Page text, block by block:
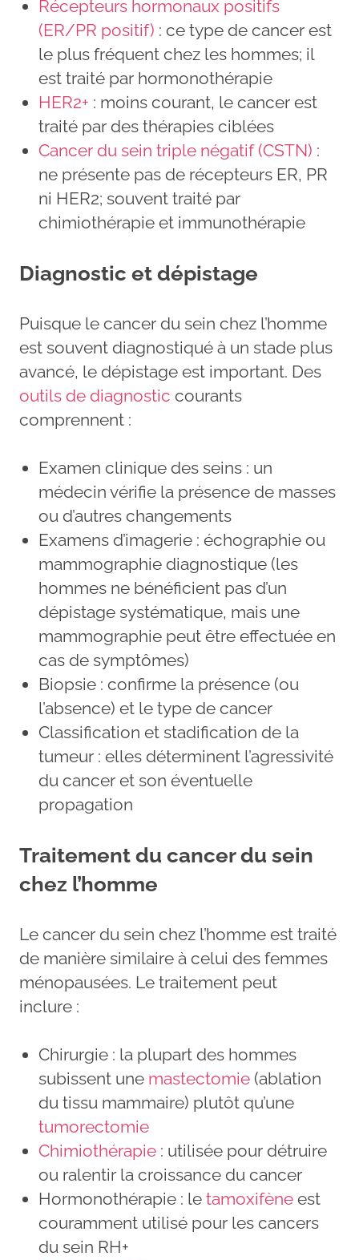
Récepteurs hormonaux positifs
(ER/PR positif) : ce type de cancer est
le plus fréquent chez les hommes; il
est traité par hormonothérapie
HER2+ : moins courant, le cancer est
traité par des thérapies ciblées
Cancer du sein triple négatif (CSTN) :
ne présente pas de récepteurs ER, PR
ni HER2; souvent traité par
chimiothérapie et immunothérapie
Diagnostic et dépistage
Puisque le cancer du sein chez l’homme
est souvent diagnostiqué à un stade plus
avancé, le dépistage est important. Des
outils de diagnostic courants
comprennent :
Examen clinique des seins : un
médecin vérifie la présence de masses
ou d’autres changements
Examens d’imagerie : échographie ou
mammographie diagnostique (les
hommes ne bénéficient pas d’un
dépistage systématique, mais une
mammographie peut être effectuée en
cas de symptômes)
Biopsie : confirme la présence (ou
l’absence) et le type de cancer
Classification et stadification de la
tumeur : elles déterminent l’agressivité
du cancer et son éventuelle
propagation
Traitement du cancer du sein
chez l’homme
Le cancer du sein chez l’homme est traité
de manière similaire à celui des femmes
ménopausées. Le traitement peut
inclure :
Chirurgie : la plupart des hommes
subissent une mastectomie (ablation
du tissu mammaire) plutôt qu’une
tumorectomie
Chimiothérapie : utilisée pour détruire
ou ralentir la croissance du cancer
Hormonothérapie : le tamoxifène est
couramment utilisé pour les cancers
du sein RH+